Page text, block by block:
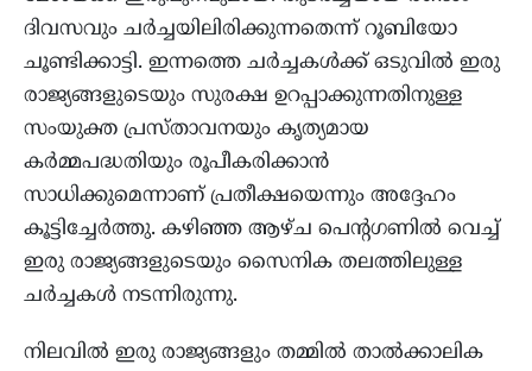
ദിവസവും ചർച്ചയിലിരിക്കുന്നതെന്ന് റൂബിയോ
ചൂണ്ടിക്കാട്ടി. ഇന്നത്തെ ചർച്ചകൾക്ക് ഒടുവിൽ ഇരു
രാജ്യങ്ങളുടെയും സുരക്ഷ ഉറപ്പാക്കുന്നതിനുള്ള
സംയുക്ത പ്രസ്താവനയും കൃത്യമായ
കർമ്മപദ്ധതിയും രൂപീകരിക്കാൻ
സാധിക്കുമെന്നാണ് പ്രതീക്ഷയെന്നും അദ്ദേഹം
കൂട്ടിച്ചേർത്തു. കഴിഞ്ഞ ആഴ്ച പെന്റഗണിൽ വെച്ച്
ഇരു രാജ്യങ്ങളുടെയും സൈനിക തലത്തിലുള്ള
ചർച്ചകൾ നടന്നിരുന്നു.
നിലവിൽ ഇരു രാജ്യങ്ങളും തമ്മിൽ താൽക്കാലിക